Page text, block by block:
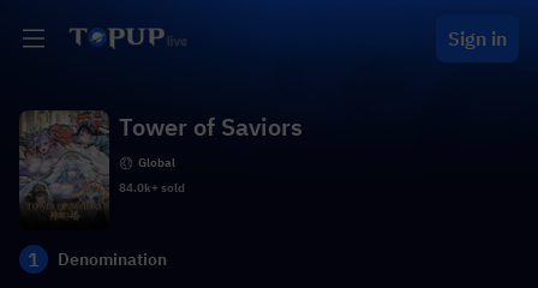
Sign in
Tower of Saviors
Global
84.0k+ sold
1 Denomination